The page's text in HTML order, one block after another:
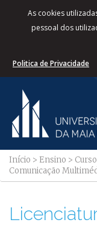
As cookies
pessoal dos
Politica de Privacidade
Início > Ensino >
Comunicação